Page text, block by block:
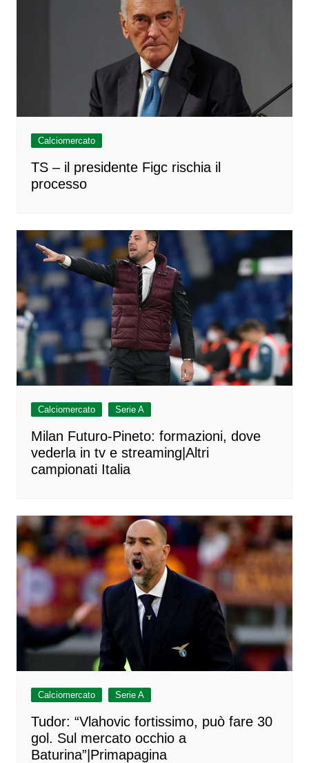
Calciomercato
TS – il presidente Figc rischia il
processo
Calciomercato Serie A
Milan Futuro-Pineto: formazioni, dove
vederla in tv e streaming|Altri
campionati Italia
Calciomercato Serie A
Tudor: “Vlahovic fortissimo, può fare 30
gol. Sul mercato occhio a
Baturina”|Primapagina